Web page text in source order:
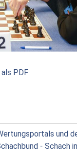
PDF
und
- Schach in